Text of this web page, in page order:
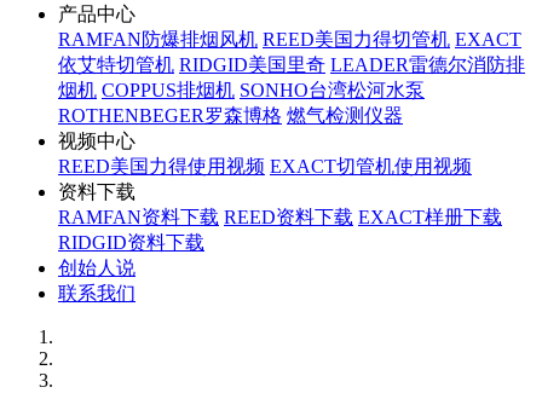
产品中心
RAMFAN防爆排烟风机 REED美国力得切管机 EXACT
依艾特切管机 RIDGID美国里奇 LEADER雷德尔消防排
烟机 COPPUS排烟机 SONHO台湾松河水泵
ROTHENBEGER罗森博格 燃气检测仪器
视频中心
REED美国力得使用视频 EXACT切管机使用视频
资料下载
RAMFAN资料下载 REED资料下载 EXACT样册下载
RIDGID资料下载
创始人说
联系我们